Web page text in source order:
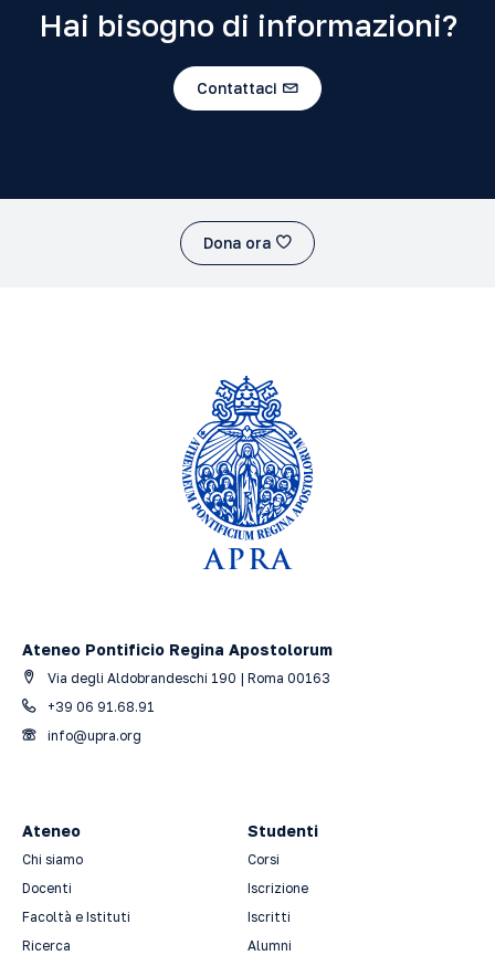
Hai bisogno di informazioni?
Contattaci
Dona ora
Ateneo Pontificio Regina Apostolorum
Via degli Aldobrandeschi 190 | Roma 00163
+39 06 91.68.91
info@upra.org
Ateneo
Chi siamo
Docenti
Facoltà e Istituti
Ricerca
Studenti
Corsi
Iscrizione
Iscritti
Alumni